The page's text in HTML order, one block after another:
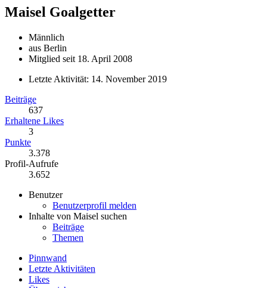
Maisel Goalgetter
Männlich
aus Berlin
Mitglied seit 18. April 2008
Letzte Aktivität: 14. November 2019
Beiträge
637
Erhaltene Likes
3
Punkte
3.378
Profil-Aufrufe
3.652
Benutzer
Benutzerprofil melden
Inhalte von Maisel suchen
Beiträge
Themen
Pinnwand
Letzte Aktivitäten
Likes